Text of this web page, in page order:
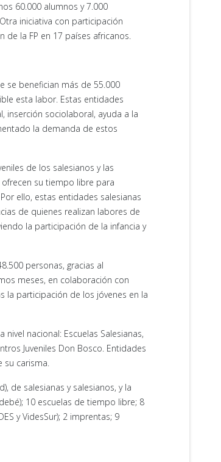
60.000 alumnos y 7.000
iniciativa con participación
de la FP en 17 países africanos.
se benefician más de 55.000
esta labor. Estas entidades
inserción sociolaboral, ayuda a la
la demanda de estos
de los salesianos y las
su tiempo libre para
ello, estas entidades salesianas
de quienes realizan labores de
la participación de la infancia y
personas, gracias al
meses, en colaboración con
la participación de los jóvenes en la
nacional: Escuelas Salesianas,
Juveniles Don Bosco. Entidades
su carisma.
de salesianas y salesianos, y la
10 escuelas de tiempo libre; 8
y VidesSur); 2 imprentas; 9